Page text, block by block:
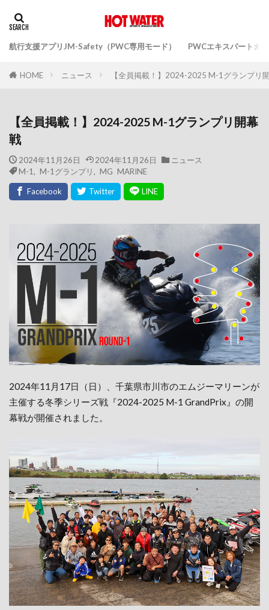
航行支援アプリJM-Safety（PWC専用モード） PWCエキスパートガ
HOME ニュース 【全員掲載！】2024-2025 M-1グランプリ
【全員掲載！】2024-2025 M-1グランプリ開幕
戦
2024年11月26日 2024年11月26日
ニュース
M-1
M-1グランプリ MG MARINE
2024年11月17日（日）、千葉県市川市のエムジーマリーンが
主催する冬季シリーズ戦『2024-2025 M-1 GrandPrix』の開
幕戦が開催されました。